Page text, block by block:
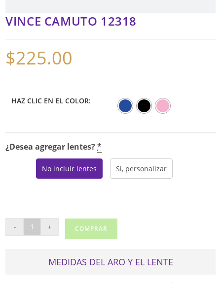
VINCE CAMUTO 12318
$225.00
HAZ CLIC EN EL COLOR:
¿Desea agregar lentes?*
No incluir lentes Si, personalizar
CAMUTO
- + COMPRAR
MEDIDAS DEL ARO Y EL LENTE